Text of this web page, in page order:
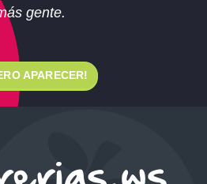
gente.
APARECER!